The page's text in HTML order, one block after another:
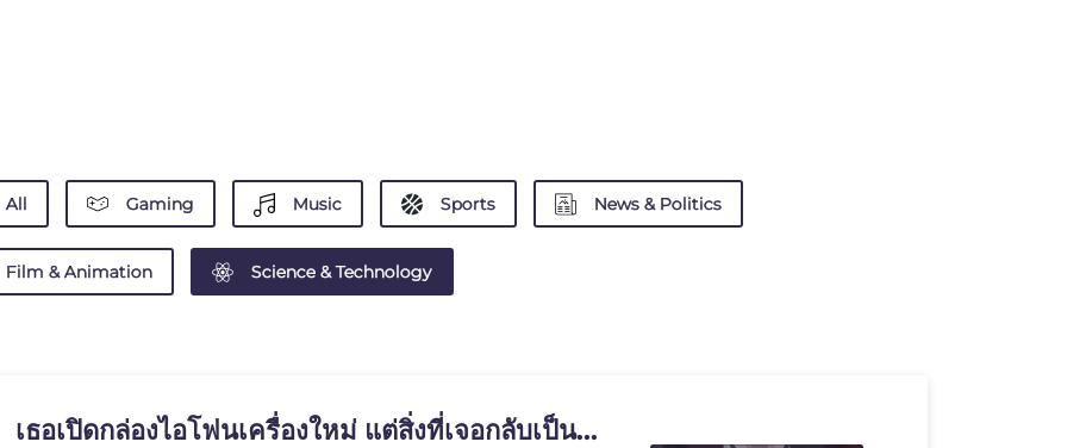
All Gaming Music Sports News & Politics
Film & Animation Science & Technology
เธอเปิดกล่องไอโฟนเครื่องใหม่ แต่สิ่งที่เจอกลับเป็น...